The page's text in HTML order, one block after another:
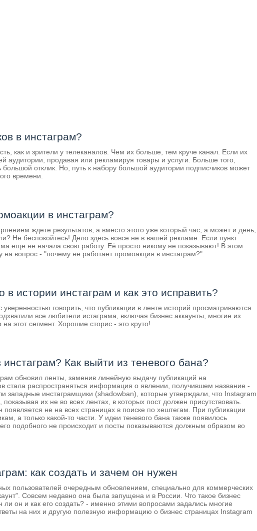
в инстаграм?
как и зрители у телеканалов. Чем их больше, тем круче канал. Если их
аудитории, продавая или рекламируя товары и услуги. Больше того,
большой отклик. Но, путь к набору большой аудитории подписчиков может
времени.
в инстаграм?
ждете результатов, а вместо этого уже который час, а может и день,
Не беспокойтесь! Дело здесь вовсе не в вашей рекламе. Если пункт
еще не начала свою работу. Её просто никому не показывают! В этом
на вопрос - "почему не работает промоакция в инстаграм?".
истории инстаграм и как это исправить?
говорить, что публикации в ленте историй просматриваются
все любители истаграма, включая бизнес аккаунты, многие из
этот сегмент. Хорошие сторис - это круто!
Как выйти из теневого бана?
обновил ленты, заменив линейную выдачу публикаций на
стала распространяться информация о явлении, получившем название -
западные инстаграмщики (shadowban), которые утверждали, что Instagram
их не во всех лентах, в которых пост должен присутствовать.
не на всех страницах в поиске по хештегам. При публикации
а только какой-то части. У идеи теневого бана также появилось
подобного не происходит и посты показываются должным образом во
как создать и зачем он нужен
пользователей очередным обновлением, специально для коммерческих
Совсем недавно она была запущена и в России. Что такое бизнес
он и как его создать? - именно этими вопросами задались многие
на них и другую полезную информацию о бизнес страницах Instagram